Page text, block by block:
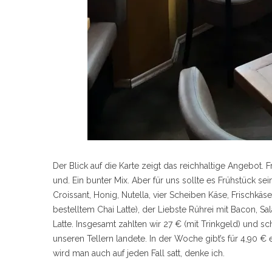
Der Blick auf die Karte zeigt das reichhaltige Angebot.
und. Ein bunter Mix. Aber für uns sollte es Frühstück
Croissant, Honig, Nutella, vier Scheiben Käse,
bestelltem Chai Latte), der Liebste Rührei mit Bacon,
Latte. Insgesamt zahlten wir 27 € (mit Trinkgeld) und
unseren Tellern landete. In der Woche gibt’s für 4,90
wird man auch auf jeden Fall satt, denke ich.